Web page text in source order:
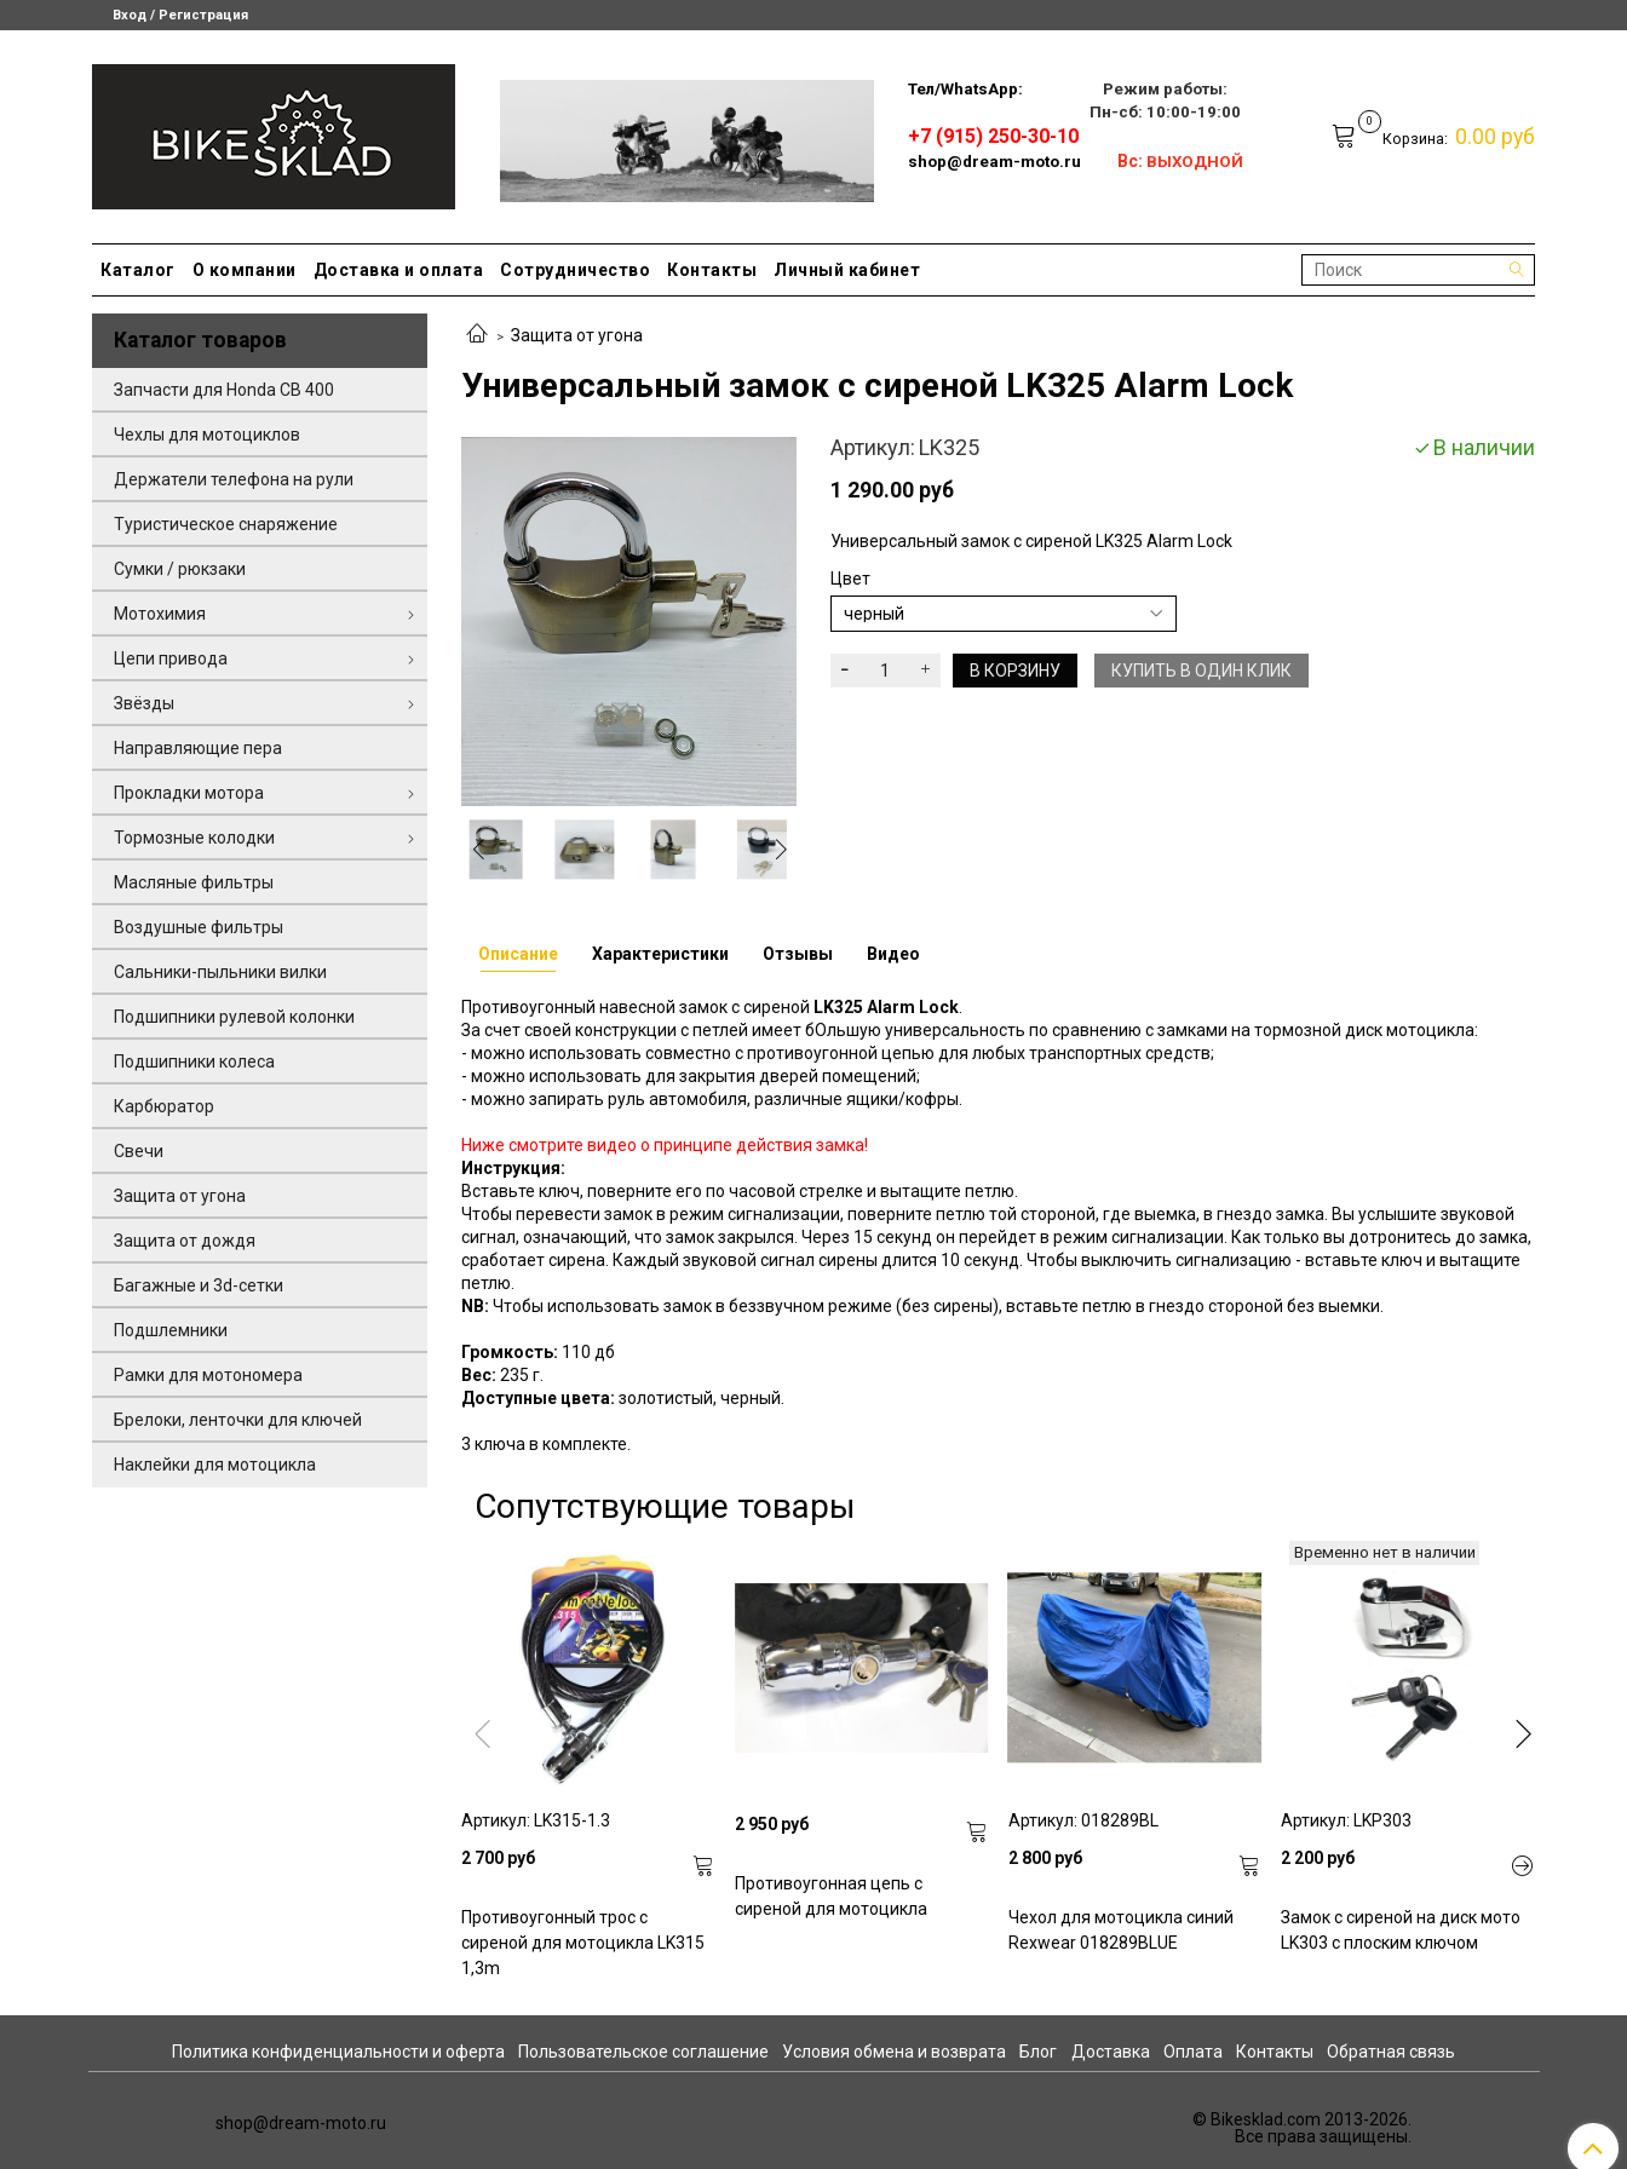
Вход / Регистрация
Тел/WhatsApp:
Режим работы:
Пн-сб: 10:00-19:00
+7 (915) 250-30-10
shop@dream-moto.ru Вс: ВЫХОДНОЙ
0
Корзина: 0.00 руб
Каталог О компании Доставка и оплата Сотрудничество Контакты Личный кабинет
Защита от угона
Универсальный замок с сиреной LK325 Alarm Lock
Артикул: LK325 В наличии
1 290.00 руб
Универсальный замок с сиреной LK325 Alarm Lock
Цвет
В КОРЗИНУ КУПИТЬ В ОДИН КЛИК
Описание
Противоугонный навесной замок с сиреной LK325 Alarm Lock
За счет своей конструкции с петлей имеет бОльшую универсальность по сравнению с замками на тормозной диск мотоцикла:
- можно использовать совместно с противоугонной цепью для любых транспортных средств;
- можно использовать для закрытия дверей помещений;
- можно запирать руль автомобиля, различные ящики/кофры.
Ниже смотрите видео о принципе действия замка!
Инструкция:
Вставьте ключ, поверните его по часовой стрелке и вытащите петлю.
Чтобы перевести замок в режим сигнализации, поверните петлю той стороной, где выемка, в гнездо замка. Вы услышите звуковой
сигнал, означающий, что замок закрылся. Через 15 секунд он перейдет в режим сигнализации. Как только вы дотронитесь до замка,
сработает сирена. Каждый звуковой сигнал сирены длится 10 секунд. Чтобы выключить сигнализацию - вставьте ключ и вытащите
петлю.
NB: Чтобы использовать замок в беззвучном режиме (без сирены), вставьте петлю в гнездо стороной без выемки.
Громкость: 110 дб
Вес: 235 г.
Доступные цвета: золотистый, черный.
3 ключа в комплекте.
Характеристики Отзывы Видео
Сопутствующие товары
Артикул: LK315-1.3
2 700 руб
Противоугонный трос с
сиреной для мотоцикла LK315
1,3m
2 950 руб
Противоугонная цепь с
сиреной для мотоцикла
Артикул: 018289BL
2 800 руб
Чехол для мотоцикла синий
Rexwear 018289BLUE
Временно нет в наличии
Артикул: LKP303
2 200 руб
Замок с сиреной на диск мото
LK303 с плоским ключом
Каталог товаров
Запчасти для Honda CB 400
Чехлы для мотоциклов
Держатели телефона на рули
Туристическое снаряжение
Сумки / рюкзаки
Мотохимия
Цепи привода
Звёзды
Направляющие пера
Прокладки мотора
Тормозные колодки
Масляные фильтры
Воздушные фильтры
Сальники-пыльники вилки
Подшипники рулевой колонки
Подшипники колеса
Карбюратор
Свечи
Защита от угона
Защита от дождя
Багажные и 3d-сетки
Подшлемники
Рамки для мотономера
Брелоки, ленточки для ключей
Наклейки для мотоцикла
Политика конфиденциальности и оферта Пользовательское соглашение Условия обмена и возврата Блог Доставка Оплата Контакты Обратная связь
shop@dream-moto.ru
© Bikesklad.com 2013-2026.
Все права защищены.